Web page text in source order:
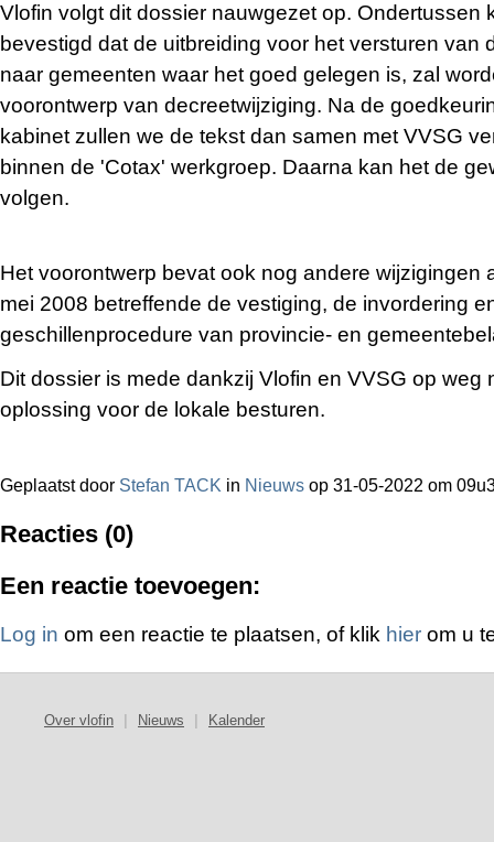
Vlofin volgt dit dossier nauwgezet op. Ondertussen
bevestigd dat de uitbreiding voor het versturen van
naar gemeenten waar het goed gelegen is, zal
voorontwerp van decreetwijziging. Na de
kabinet zullen we de tekst dan samen met VVSG
binnen de 'Cotax' werkgroep. Daarna kan het de
volgen.
Het voorontwerp bevat ook nog andere wijzigingen
mei 2008 betreffende de vestiging, de invordering
geschillenprocedure van provincie- en
Dit dossier is mede dankzij Vlofin en VVSG op weg
oplossing voor de lokale besturen.
Geplaatst door Stefan TACK in Nieuws op 31-05-2022 om
Reacties (0)
Een reactie toevoegen:
Log in om een reactie te plaatsen, of klik hier om u
Over vlofin Nieuws Kalender